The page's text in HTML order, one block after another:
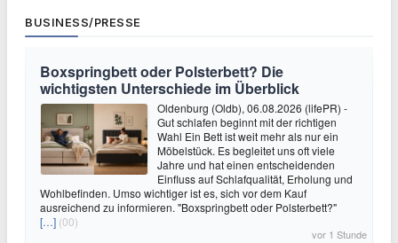
BUSINESS/PRESSE
Boxspringbett oder Polsterbett? Die
wichtigsten Unterschiede im Überblick
Oldenburg (Oldb), 06.08.2026 (lifePR) -
Gut schlafen beginnt mit der richtigen
Wahl Ein Bett ist weit mehr als nur ein
Möbelstück. Es begleitet uns oft viele
Jahre und hat einen entscheidenden
Einfluss auf Schlafqualität, Erholung und
Wohlbefinden. Umso wichtiger ist es, sich vor dem Kauf
ausreichend zu informieren. "Boxspringbett oder Polsterbett?"
[…] (00)
vor 1 Stunde